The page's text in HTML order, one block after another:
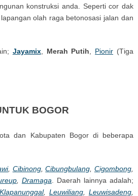
konstruksi anda. Seperti cor dak
olah raga betonosasi jalan dan
Jayamix, Merah Putih Ріоnіr (Тіgа
BOGOR
dan Kabupaten Bogor di beberapa
, Cibinong,Cibungbulang Cigombong,
, Dramaga . Daerah lainnya adalah;
Klapanunggal, Leuwiliang, Leuwisadeng,